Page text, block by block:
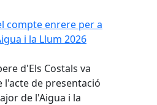
compte enrere per a
i la Llum 2026
d'Els Costals va
l'acte de presentació
de l'Aigua i la